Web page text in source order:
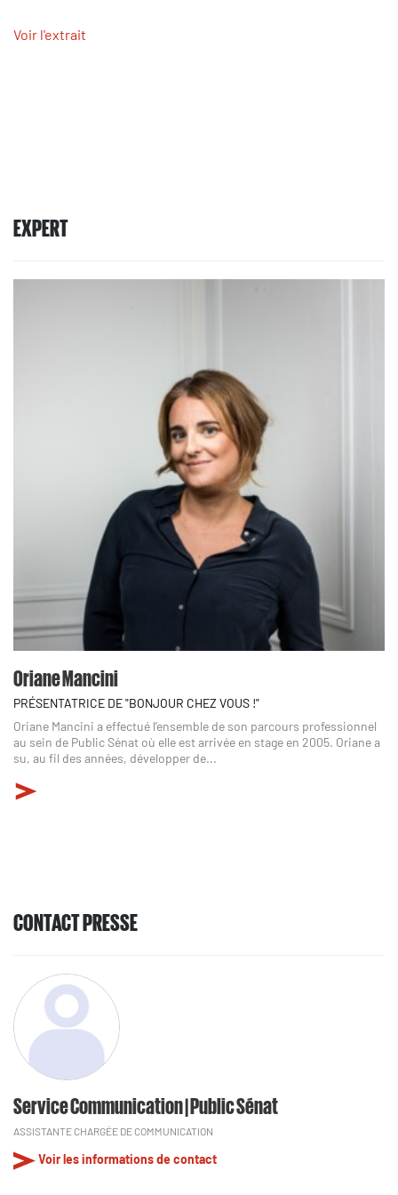
Voir l'extrait
EXPERT
Oriane Mancini
PRÉSENTATRICE DE "BONJOUR CHEZ VOUS !"
Oriane Mancini a effectué l’ensemble de son parcours professionnel
au sein de Public Sénat où elle est arrivée en stage en 2005. Oriane a
su, au fil des années, développer de...
CONTACT PRESSE
Service Communication | Public Sénat
ASSISTANTE CHARGÉE DE COMMUNICATION
Voir les informations de contact